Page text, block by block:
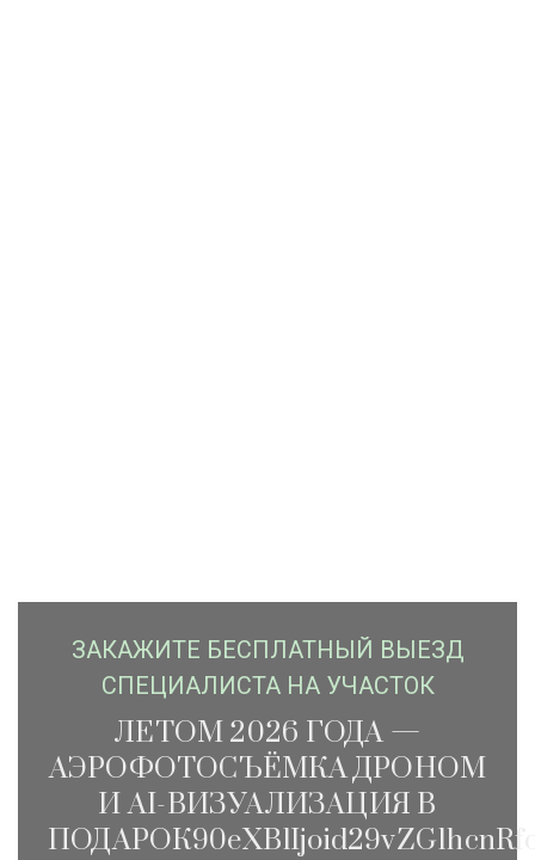
ЗАКАЖИTЕ БЕСПЛАТНЫЙ ВЫЕЗД
СПЕЦИАЛИСТА НА УЧАСТОК
ЛЕТОМ 2026 ГОДА —
АЭРОФОТОСЪЁМКА ДРОНОМ
И AI-ВИЗУАЛИЗАЦИЯ В